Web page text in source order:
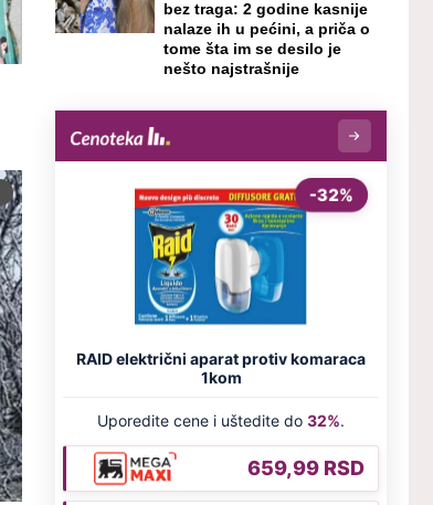
bez traga: 2 godine kasnije
nalaze ih u pećini, a priča o
tome šta im se desilo je
nešto najstrašnije